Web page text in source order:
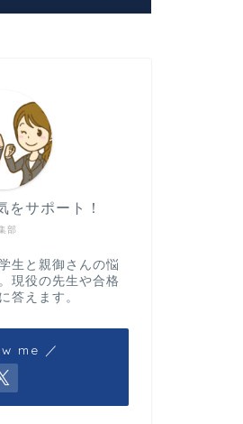
部
をサポート！
生と親御さんの悩
現役の先生や合格
答えます。
me ／